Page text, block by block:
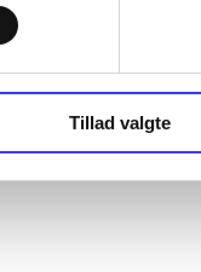
Tillad valgte
lydighedsskole